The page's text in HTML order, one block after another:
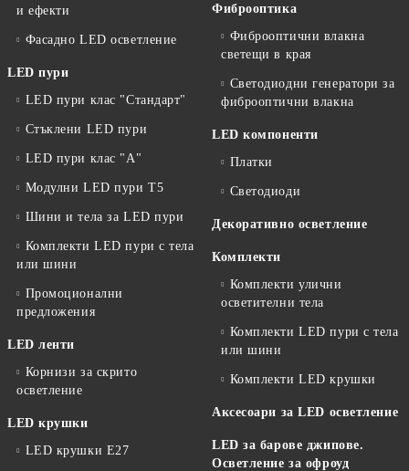
и ефекти
Фасадно LED осветление
LED пури
LED пури клас "Стандарт"
Стъклени LED пури
LED пури клас "А"
Модулни LED пури T5
Шини и тела за LED пури
Комплекти LED пури с тела
или шини
Промоционални
предложения
LED ленти
Корнизи за скрито
осветление
LED крушки
LED крушки E27
Фиброоптика
Фиброоптични влакна
светещи в края
Светодиодни генератори за
фиброоптични влакна
LED компоненти
Платки
Светодиоди
Декоративно осветление
Комплекти
Комплекти улични
осветителни тела
Комплекти LED пури с тела
или шини
Комплекти LED крушки
Аксесоари за LED осветление
LED за барове джипове.
Осветление за офроуд